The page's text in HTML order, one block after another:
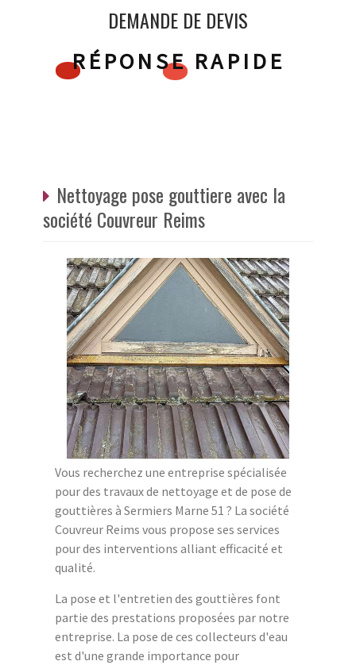
DEMANDE DE DEVIS
RÉPONSE RAPIDE
Nettoyage pose gouttiere avec la
société Couvreur Reims
Vous recherchez une entreprise spécialisée
pour des travaux de nettoyage et de pose de
gouttières à Sermiers Marne 51 ? La société
Couvreur Reims vous propose ses services
pour des interventions alliant efficacité et
qualité.
La pose et l'entretien des gouttières font
partie des prestations proposées par notre
entreprise. La pose de ces collecteurs d'eau
est d'une grande importance pour